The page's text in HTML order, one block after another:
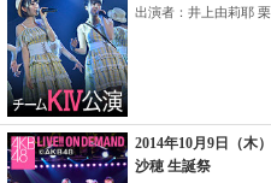
出演者：井上由莉耶 栗
2014年10月9日（木
沙穂 生誕祭